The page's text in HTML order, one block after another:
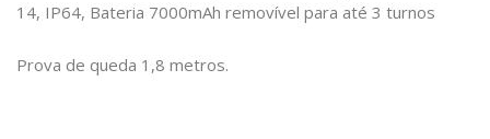
14, IP64, Bateria 7000mAh removível para até 3 turnos
Prova de queda 1,8 metros.